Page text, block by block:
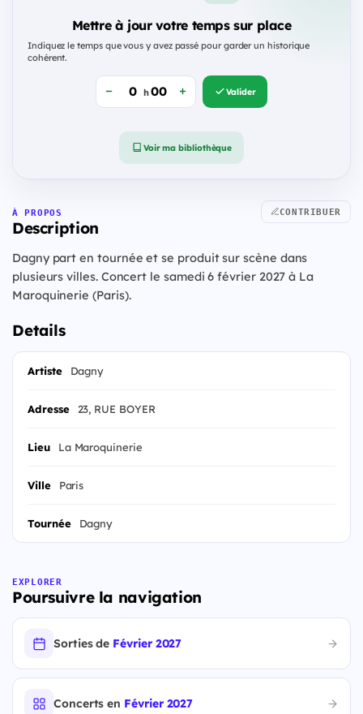
Mettre à jour votre temps sur place
Indiquez le temps que vous y avez passé pour garder un historique
cohérent.
h Valider
Voir ma bibliothèque
À PROPOS
Description
CONTRIBUER
Dagny part en tournée et se produit sur scène dans
plusieurs villes. Concert le samedi 6 février 2027 à La
Maroquinerie (Paris).
Details
Artiste Dagny
Adresse 23, RUE BOYER
Lieu La Maroquinerie
Ville Paris
Tournée Dagny
EXPLORER
Poursuivre la navigation
Sorties de Février 2027
Concerts en Février 2027